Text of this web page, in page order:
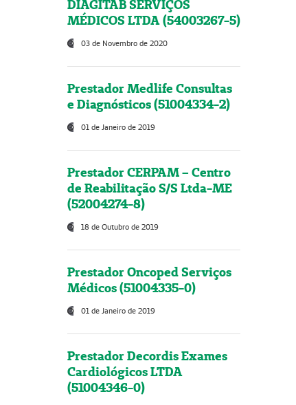
DIAGITAB SERVIÇOS
MÉDICOS LTDA (54003267-5)
03 de Novembro de 2020
Prestador Medlife Consultas
e Diagnósticos (51004334-2)
01 de Janeiro de 2019
Prestador CERPAM – Centro
de Reabilitação S/S Ltda-ME
(52004274-8)
18 de Outubro de 2019
Prestador Oncoped Serviços
Médicos (51004335-0)
01 de Janeiro de 2019
Prestador Decordis Exames
Cardiológicos LTDA
(51004346-0)